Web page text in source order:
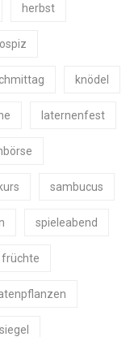
herbst
knödel
laternenfest
sambucus
spieleabend